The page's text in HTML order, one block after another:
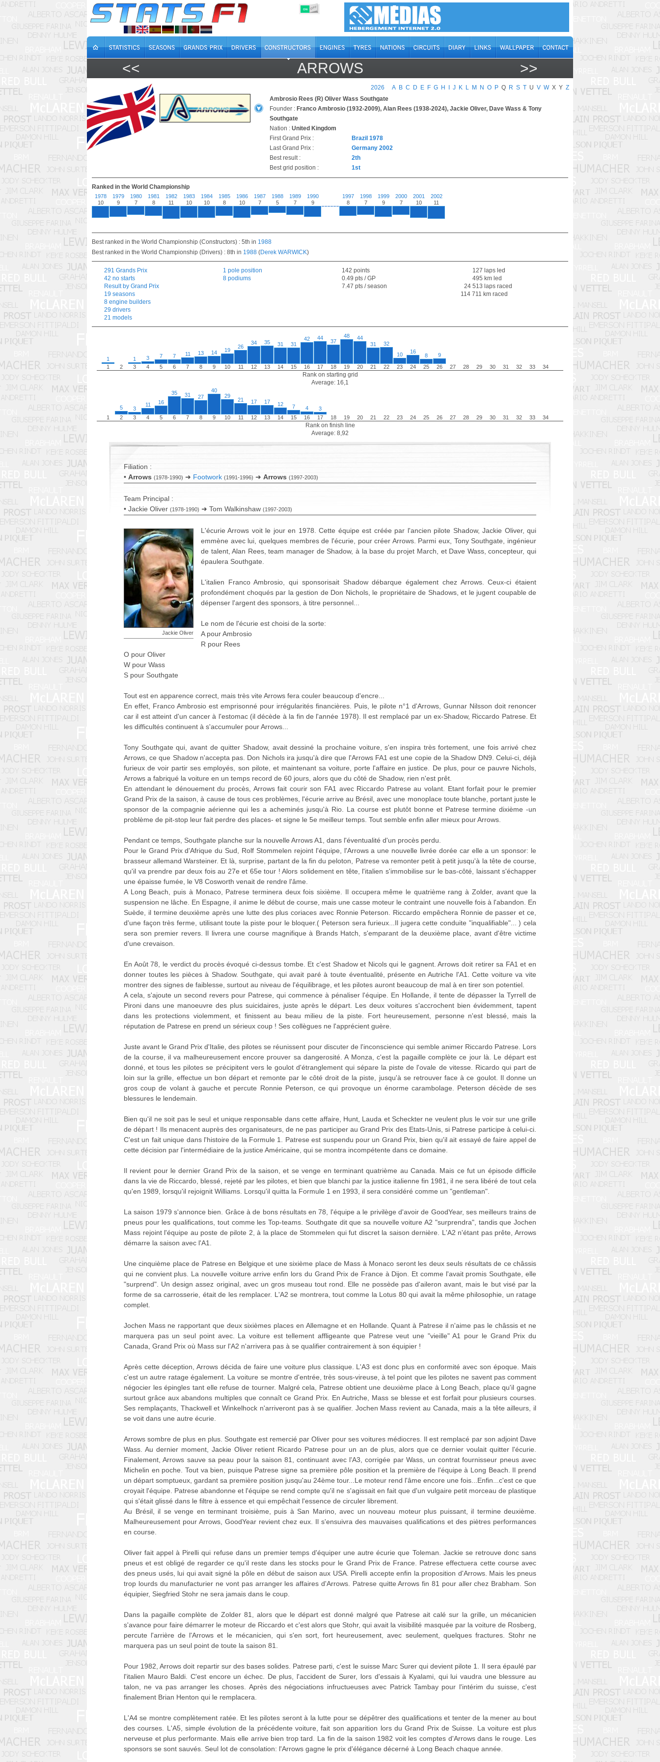
ON OFF
<< ARROWS >>
2026 A B C D E F G H J K L M N O P Q R S T U V W X Y Z
Ambrosio Rees (R) Oliver Wass Southgate
Founder : Franco Ambrosio (1932-2009), Alan Rees (1938-2024), Jackie Oliver, Dave Wass & Tony
Southgate
Nation : United Kingdom
First Grand Prix :
Brazil 1978
Last Grand Prix :
Germany 2002
Best result :
2th
Best grid position :
1st
Ranked in the World Championship
1978
10
1979
9
1980
7
1981
8
1982
11
1983
10
1984
10
1985
8
1986
10
1987
7
1988
5
1989
7
1990
9
1997
8
1998
7
1999
9
2000
7
2001
10
2002
11
Best ranked in the World Championship (Constructors) : 5th in 1988
Best ranked in the World Championship (Drivers) : 8th in 1988 (Derek WARWICK)
291 Grands Prix
42 no starts
Result by Grand Prix
19 seasons
8 engine builders
29 drivers
21 models
1 pole position
8 podiums
142 points
0.49 pts / GP
7.47 pts / season
127 laps led
495 km led
24 513 laps raced
114 711 km raced
1
1
2
1
3
3
4
7
5
7
6
11
7
13
8
14
9
19
10
26
11
34
12
35
13
31
14
31
15
42
16
44
17
37
18
48
19
44
20
31
21
32
22
10
23
16
24
8
25
9
26
27 28 29 30 31 32 33 34
Rank on starting grid
Average: 16,1
1
5
2
3
3
11
4
16
5
35
6
31
7
27
8
40
9
29
10
21
11
17
12
17
13
12
14
7
15
4
16
3
17
18 19 20 21 22 23 24 25 26 27 28 29 30 31 32 33 34
Rank on finish line
Average: 8,92
Filiation :
• Arrows (1978-1990) ➜ Footwork (1991-1996) ➜ Arrows (1997-2003)
Team Principal :
• Jackie Oliver (1978-1990) ➜ Tom Walkinshaw (1997-2003)
Jackie Oliver
L'écurie Arrows voit le jour en 1978. Cette équipe est créée par l'ancien pilote Shadow, Jackie Oliver, qui
emmène avec lui, quelques membres de l'écurie, pour créer Arrows. Parmi eux, Tony Southgate, ingénieur
de talent, Alan Rees, team manager de Shadow, à la base du projet March, et Dave Wass, concepteur, qui
épaulera Southgate.
L'italien Franco Ambrosio, qui sponsorisait Shadow débarque également chez Arrows. Ceux-ci étaient
profondément choqués par la gestion de Don Nichols, le propriétaire de Shadows, et le jugent coupable de
dépenser l'argent des sponsors, à titre personnel...
Le nom de l'écurie est choisi de la sorte:
A pour Ambrosio
R pour Rees
O pour Oliver
W pour Wass
S pour Southgate
Tout est en apparence correct, mais très vite Arrows fera couler beaucoup d'encre...
En effet, Franco Ambrosio est emprisonné pour irrégularités financières. Puis, le pilote n°1 d'Arrows, Gunnar Nilsson doit renoncer
car il est atteint d'un cancer à l'estomac (il décède à la fin de l'année 1978). Il est remplacé par un ex-Shadow, Riccardo Patrese. Et
les difficultés continuent à s'accumuler pour Arrows...
Tony Southgate qui, avant de quitter Shadow, avait dessiné la prochaine voiture, s'en inspira très fortement, une fois arrivé chez
Arrows, ce que Shadow n'accepta pas. Don Nichols ira jusqu'à dire que l'Arrows FA1 est une copie de la Shadow DN9. Celui-ci, déjà
furieux de voir partir ses employés, son pilote, et maintenant sa voiture, porte l'affaire en justice. De plus, pour ce pauvre Nichols,
Arrows a fabriqué la voiture en un temps record de 60 jours, alors que du côté de Shadow, rien n'est prêt.
En attendant le dénouement du procès, Arrows fait courir son FA1 avec Riccardo Patrese au volant. Etant forfait pour le premier
Grand Prix de la saison, à cause de tous ces problèmes, l'écurie arrive au Brésil, avec une monoplace toute blanche, portant juste le
sponsor de la compagnie aérienne qui les a acheminés jusqu'à Rio. La course est plutôt bonne et Patrese termine dixième -un
problème de pit-stop leur fait perdre des places- et signe le 5e meilleur temps. Tout semble enfin aller mieux pour Arrows.
Pendant ce temps, Southgate planche sur la nouvelle Arrows A1, dans l'éventualité d'un procès perdu.
Pour le Grand Prix d'Afrique du Sud, Rolf Stommelen rejoint l'équipe, l'Arrows a une nouvelle livrée dorée car elle a un sponsor: le
brasseur allemand Warsteiner. Et là, surprise, partant de la fin du peloton, Patrese va remonter petit à petit jusqu'à la tête de course,
qu'il va prendre par deux fois au 27e et 65e tour ! Alors solidement en tête, l'italien s'immobilise sur le bas-côté, laissant s'échapper
une épaisse fumée, le V8 Cosworth venait de rendre l'âme.
A Long Beach, puis à Monaco, Patrese terminera deux fois sixième. Il occupera même le quatrième rang à Zolder, avant que la
suspension ne lâche. En Espagne, il anime le début de course, mais une casse moteur le contraint une nouvelle fois à l'abandon. En
Suède, il termine deuxième après une lutte des plus coriaces avec Ronnie Peterson. Riccardo empêchera Ronnie de passer et ce,
d'une façon très ferme, utilisant toute la piste pour le bloquer.( Peterson sera furieux...Il jugera cette conduite "inqualifiable"... ) cela
sera son premier revers. Il livrera une course magnifique à Brands Hatch, s'emparant de la deuxième place, avant d'être victime
d'une crevaison.
En Août 78, le verdict du procès évoqué ci-dessus tombe. Et c'est Shadow et Nicols qui le gagnent. Arrows doit retirer sa FA1 et en
donner toutes les pièces à Shadow. Southgate, qui avait paré à toute éventualité, présente en Autriche l'A1. Cette voiture va vite
montrer des signes de faiblesse, surtout au niveau de l'équilibrage, et les pilotes auront beaucoup de mal à en tirer son potentiel.
A cela, s'ajoute un second revers pour Patrese, qui commence à pénaliser l'équipe. En Hollande, il tente de dépasser la Tyrrell de
Pironi dans une manoeuvre des plus suicidaires, juste après le départ. Les deux voitures s'accrochent bien évidemment, tapent
dans les protections violemment, et finissent au beau milieu de la piste. Fort heureusement, personne n'est blessé, mais la
réputation de Patrese en prend un sérieux coup ! Ses collègues ne l'apprécient guère.
Juste avant le Grand Prix d'Italie, des pilotes se réunissent pour discuter de l'inconscience qui semble animer Riccardo Patrese. Lors
de la course, il va malheureusement encore prouver sa dangerosité. A Monza, c'est la pagaille complète ce jour là. Le départ est
donné, et tous les pilotes se précipitent vers le goulot d'étranglement qui sépare la piste de l'ovale de vitesse. Ricardo qui part de
loin sur la grille, effectue un bon départ et remonte par le côté droit de la piste, jusqu'à se retrouver face à ce goulot. Il donne un
gros coup de volant à gauche et percute Ronnie Peterson, ce qui provoque un énorme carambolage. Peterson décède de ses
blessures le lendemain.
Bien qu'il ne soit pas le seul et unique responsable dans cette affaire, Hunt, Lauda et Scheckter ne veulent plus le voir sur une grille
de départ ! Ils menacent auprès des organisateurs, de ne pas participer au Grand Prix des Etats-Unis, si Patrese participe à celui-ci.
C'est un fait unique dans l'histoire de la Formule 1. Patrese est suspendu pour un Grand Prix, bien qu'il ait essayé de faire appel de
cette décision par l'intermédiaire de la justice Américaine, qui se montra incompétente dans ce domaine.
Il revient pour le dernier Grand Prix de la saison, et se venge en terminant quatrième au Canada. Mais ce fut un épisode difficile
dans la vie de Riccardo, blessé, rejeté par les pilotes, et bien que blanchi par la justice italienne fin 1981, il ne sera libéré de tout cela
qu'en 1989, lorsqu'il rejoignit Williams. Lorsqu'il quitta la Formule 1 en 1993, il sera considéré comme un "gentleman".
La saison 1979 s'annonce bien. Grâce à de bons résultats en 78, l'équipe a le privilège d'avoir de GoodYear, ses meilleurs trains de
pneus pour les qualifications, tout comme les Top-teams. Southgate dit que sa nouvelle voiture A2 "surprendra", tandis que Jochen
Mass rejoint l'équipe au poste de pilote 2, à la place de Stommelen qui fut discret la saison dernière. L'A2 n'étant pas prête, Arrows
démarre la saison avec l'A1.
Une cinquième place de Patrese en Belgique et une sixième place de Mass à Monaco seront les deux seuls résultats de ce châssis
qui ne convient plus. La nouvelle voiture arrive enfin lors du Grand Prix de France à Dijon. Et comme l'avait promis Southgate, elle
"surprend". Un design assez original, avec un gros museau tout rond. Elle ne possède pas d'aileron avant, mais le but visé par la
forme de sa carrosserie, était de les remplacer. L'A2 se montrera, tout comme la Lotus 80 qui avait la même philosophie, un ratage
complet.
Jochen Mass ne rapportant que deux sixièmes places en Allemagne et en Hollande. Quant à Patrese il n'aime pas le châssis et ne
marquera pas un seul point avec. La voiture est tellement affligeante que Patrese veut une "vieille" A1 pour le Grand Prix du
Canada, Grand Prix où Mass sur l'A2 n'arrivera pas à se qualifier contrairement à son équipier !
Après cette déception, Arrows décida de faire une voiture plus classique. L'A3 est donc plus en conformité avec son époque. Mais
c'est un autre ratage également. La voiture se montre d'entrée, très sous-vireuse, à tel point que les pilotes ne savent pas comment
négocier les épingles tant elle refuse de tourner. Malgré cela, Patrese obtient une deuxième place à Long Beach, place qu'il gagne
surtout grâce aux abandons multiples que connaît ce Grand Prix. En Autriche, Mass se blesse et est forfait pour plusieurs courses.
Ses remplaçants, Thackwell et Winkelhock n'arriveront pas à se qualifier. Jochen Mass revient au Canada, mais a la tête ailleurs, il
se voit dans une autre écurie.
Arrows sombre de plus en plus. Southgate est remercié par Oliver pour ses voitures médiocres. Il est remplacé par son adjoint Dave
Wass. Au dernier moment, Jackie Oliver retient Ricardo Patrese pour un an de plus, alors que ce dernier voulait quitter l'écurie.
Finalement, Arrows sauve sa peau pour la saison 81, continuant avec l'A3, corrigée par Wass, un contrat fournisseur pneus avec
Michelin en poche. Tout va bien, puisque Patrese signe sa première pôle position et la première de l'équipe à Long Beach. Il prend
un départ somptueux, gardant sa première position jusqu'au 24ème tour...Le moteur rend l'âme encore une fois...Enfin...c'est ce que
croyait l'équipe. Patrese abandonne et l'équipe se rend compte qu'il ne s'agissait en fait que d'un vulgaire petit morceau de plastique
qui s'était glissé dans le filtre à essence et qui empêchait l'essence de circuler librement.
Au Brésil, il se venge en terminant troisième, puis à San Marino, avec un nouveau moteur plus puissant, il termine deuxième.
Malheureusement pour Arrows, GoodYear revient chez eux. Il s'ensuivra des mauvaises qualifications et des piètres performances
en course.
Oliver fait appel à Pirelli qui refuse dans un premier temps d'équiper une autre écurie que Toleman. Jackie se retrouve donc sans
pneus et est obligé de regarder ce qu'il reste dans les stocks pour le Grand Prix de France. Patrese effectuera cette course avec
des pneus usés, lui qui avait signé la pôle en début de saison aux USA. Pirelli accepte enfin la proposition d'Arrows. Mais les pneus
trop lourds du manufacturier ne vont pas arranger les affaires d'Arrows. Patrese quitte Arrows fin 81 pour aller chez Brabham. Son
équipier, Siegfried Stohr ne sera jamais dans le coup.
Dans la pagaille complète de Zolder 81, alors que le départ est donné malgré que Patrese ait calé sur la grille, un mécanicien
s'avance pour faire démarrer le moteur de Riccardo et c'est alors que Stohr, qui avait la visibilité masquée par la voiture de Rosberg,
percute l'arrière de l'Arrows et le mécanicien, qui s'en sort, fort heureusement, avec seulement, quelques fractures. Stohr ne
marquera pas un seul point de toute la saison 81.
Pour 1982, Arrows doit repartir sur des bases solides. Patrese parti, c'est le suisse Marc Surer qui devient pilote 1. Il sera épaulé par
l'italien Mauro Baldi. C'est encore un échec. De plus, l'accident de Surer, lors d'essais à Kyalami, qui lui vaudra une blessure au
talon, ne va pas arranger les choses. Après des négociations infructueuses avec Patrick Tambay pour l'intérim du suisse, c'est
finalement Brian Henton qui le remplacera.
L'A4 se montre complètement ratée. Et les pilotes seront à la lutte pour se dépêtrer des qualifications et tenter de la mener au bout
des courses. L'A5, simple évolution de la précédente voiture, fait son apparition lors du Grand Prix de Suisse. La voiture est plus
nerveuse et plus performante. Mais elle arrive bien trop tard. La fin de la saison 1982 voit les comptes d'Arrows dans le rouge. Les
sponsors se sont sauvés. Seul lot de consolation: l'Arrows gagne le prix d'élégance décerné à Long Beach chaque année.